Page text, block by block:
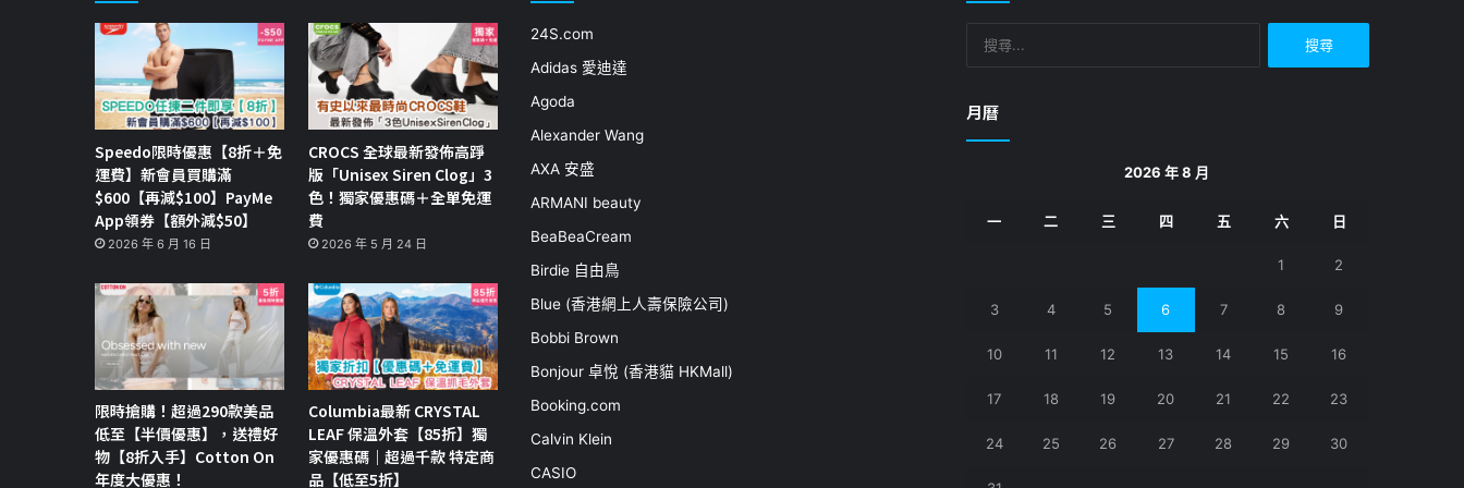
Speedo限時優惠【8折＋免
運費】新會員買購滿
$600【再減$100】PayMe
App領券【額外減$50】
2026 年 6 月 16 日
CROCS 全球最新發佈高踭
版「Unisex Siren Clog」3
色！獨家優惠碼＋全單免運
費
2026 年 5 月 24 日
限時搶購！超過290款美品
低至【半價優惠】，送禮好
物【8折入手】Cotton On
年度大優惠！
Columbia最新 CRYSTAL
LEAF 保溫外套【85折】獨
家優惠碼｜超過千款 特定商
品【低至5折】
24S.com
Adidas 愛迪達
Agoda
Alexander Wang
AXA 安盛
ARMANI beauty
BeaBeaCream
Birdie 自由鳥
Blue (香港網上人壽保險公司)
Bobbi Brown
Bonjour 卓悅 (香港貓 HKMall)
Booking.com
Calvin Klein
CASIO
月曆
2026 年 8 月
一 二 三 四 五 六 日
1 2
3 4 5 6 7 8 9
10 11 12 13 14 15 16
17 18 19 20 21 22 23
24 25 26 27 28 29 30